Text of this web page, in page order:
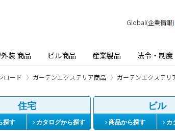
装 商品 ビル商品 産業製品 法令・制度
Global(企業情報)
ロード ガーデンエクステリア商品 ガーデンエクステリ
住宅
探す カタログから探す
ビル
商品から探す カ